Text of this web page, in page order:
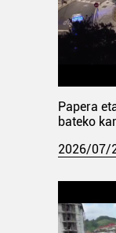
Papera
bateko
2026/07/